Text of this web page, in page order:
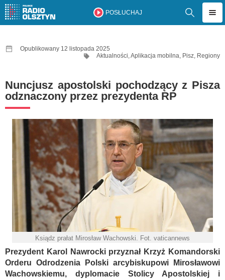
POSŁUCHAJ
Opublikowany 12 listopada 2025
Aktualności,Aplikacja mobilna, Pisz, Regiony
Nuncjusz apostolski pochodzący z Pisza
odznaczony przez prezydenta RP
Ksiądz prałat Mirosław Wachowski. Fot. vaticannews
Prezydent Karol Nawrocki przyznał Krzyż Komandorski
Orderu Odrodzenia Polski arcybiskupowi Mirosławowi
Wachowskiemu, dyplomacie Stolicy Apostolskiej i